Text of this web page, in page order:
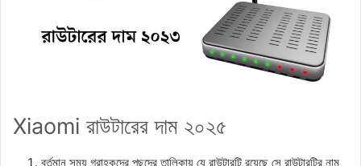
Xiaomi রাউটারের দাম ২০২৫
বর্তমান সময় গ্রাহকদের পছন্দের তালিকায় যে রাউটারটি রয়েছে সে রাউটারটির নাম